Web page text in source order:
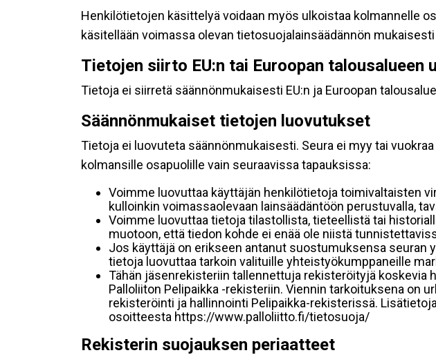
Henkilötietojen käsittelyä voidaan myös ulkoistaa kolmannelle
käsitellään voimassa olevan tietosuojalainsäädännön
Tietojen siirto EU:n tai Euroopan talousalueen
Tietoja ei siirretä säännönmukaisesti EU:n ja Euroopan
Säännönmukaiset tietojen luovutukset
Tietoja ei luovuteta säännönmukaisesti. Seura ei myy tai
kolmansille osapuolille vain seuraavissa tapauksissa:
Voimme luovuttaa käyttäjän henkilötietoja toimivaltaisten
kulloinkin voimassaolevaan lainsäädäntöön perustuvalla,
Voimme luovuttaa tietoja tilastollista, tieteellistä tai
muotoon, että tiedon kohde ei enää ole niistä
Jos käyttäjä on erikseen antanut suostumuksensa seuran
tietoja luovuttaa tarkoin valituille yhteistyökumppaneille
Tähän jäsenrekisteriin tallennettuja rekisteröityjä koskevia
Palloliiton Pelipaikka -rekisteriin. Viennin tarkoituksena on
rekisteröinti ja hallinnointi Pelipaikka-rekisterissä.
osoitteesta https://www.palloliitto.fi/tietosuoja/
Rekisterin suojauksen periaatteet